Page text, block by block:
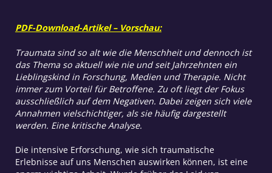
PDF-Download-Artikel – Vorschau:
Traumata sind so alt wie die Menschheit und dennoch ist
das Thema so aktuell wie nie und seit Jahrzehnten ein
Lieblingskind in Forschung, Medien und Therapie. Nicht
immer zum Vorteil für Betroffene. Zu oft liegt der Fokus
ausschließlich auf dem Negativen. Dabei zeigen sich viele
Annahmen vielschichtiger, als sie häufig dargestellt
werden. Eine kritische Analyse.
Die intensive Erforschung, wie sich traumatische
Erlebnisse auf uns Menschen auswirken können, ist eine